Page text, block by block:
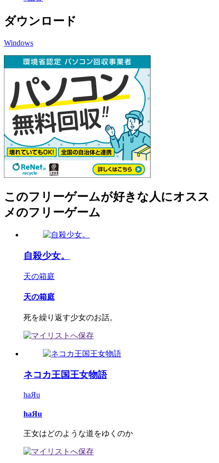
ダウンロード
Windows
このフリーゲームが好きな人にオスス
メのフリーゲーム
自殺少女。
天の箱庭
天の箱庭
死を繰り返す少女のお話。
ネコカ王国王女物語
haЯu
haЯu
王女はどのような道をゆくのか